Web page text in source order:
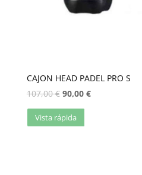
CAJON HEAD PADEL PRO S
107,00€ 90,00 €
Vista rápida